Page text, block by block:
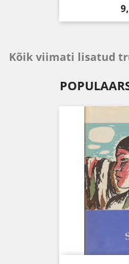
Kõik viimati lisatud